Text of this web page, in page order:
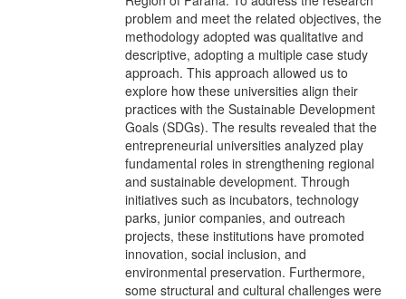
problem and meet the related objectives, the
methodology adopted was qualitative and
descriptive, adopting a multiple case study
approach. This approach allowed us to
explore how these universities align their
practices with the Sustainable Development
Goals (SDGs). The results revealed that the
entrepreneurial universities analyzed play
fundamental roles in strengthening regional
and sustainable development. Through
initiatives such as incubators, technology
parks, junior companies, and outreach
projects, these institutions have promoted
innovation, social inclusion, and
environmental preservation. Furthermore,
some structural and cultural challenges were